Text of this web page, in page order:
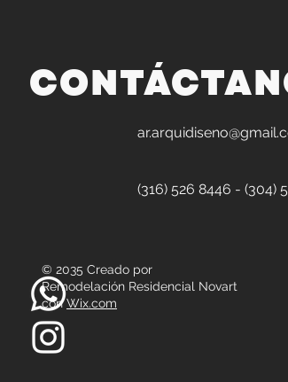
(316) 526 8446 - (304)
© 2035 Creado por
Remodelación Residencial Novart
conWix.com